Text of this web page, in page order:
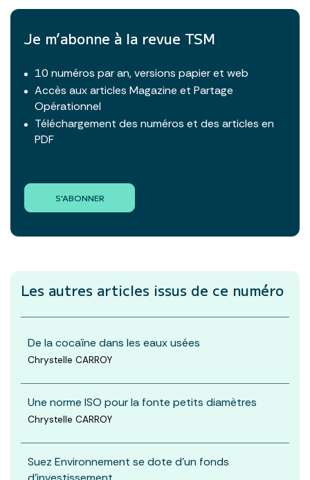
Je m’abonne à la revue TSM
10 numéros par an, versions papier et web
Accès aux articles Magazine et Partage
Opérationnel
Téléchargement des numéros et des articles en
PDF
S'ABONNER
Les autres articles issus de ce numéro
De la cocaïne dans les eaux usées
Chrystelle CARROY
Une norme ISO pour la fonte petits diamètres
Chrystelle CARROY
Suez Environnement se dote d'un fonds